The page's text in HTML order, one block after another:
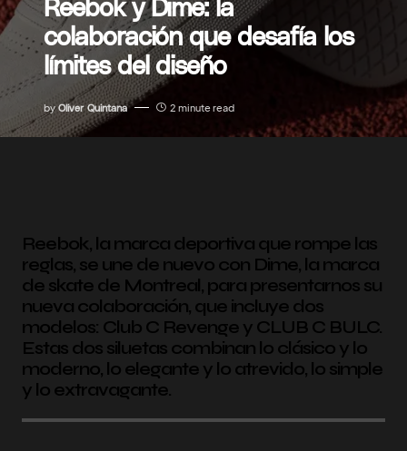
colaboración que desafía los
límites del diseño
by Oliver Quintana 2 minute read
Reebok, la marca deportiva que rompe las
reglas, se une de nuevo con Dime, la marca
de skate de Montreal, para presentarnos su
nueva colaboración, que incluye dos
modelos: Club C Revenge y CLUB C BULC.
Estas dos siluetas combinan lo clásico y lo
moderno, lo elegante y lo atrevido, lo simple
y lo extravagante.